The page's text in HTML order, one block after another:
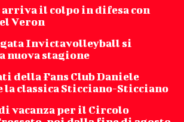
arriva il colpo in difesa con
Veron
Invictavolleyball si
nuova stagione
della Fans Club Daniele
la classica Sticciano-Sticciano
vacanza per il Circolo